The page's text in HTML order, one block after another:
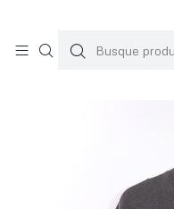
Inicio POLERONES